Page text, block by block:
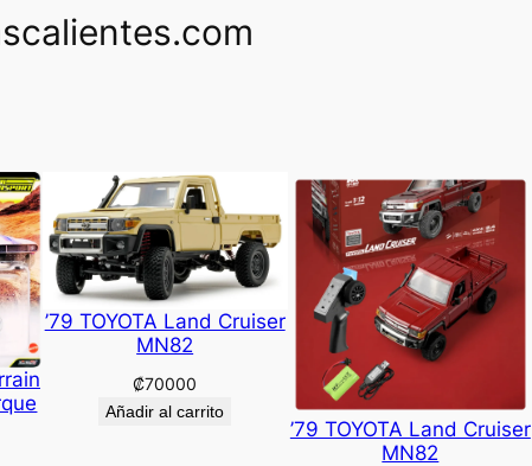
’79 TOYOTA Land Cruiser
MN82
₡70000
Añadir al carrito
’79 TOYOTA Land Cruiser
MN82